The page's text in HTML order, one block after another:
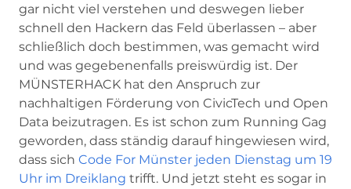
gar nicht viel verstehen und deswegen lieber
schnell den Hackern das Feld überlassen – aber
schließlich doch bestimmen, was gemacht wird
und was gegebenenfalls preiswürdig ist. Der
MÜNSTERHACK hat den Anspruch zur
nachhaltigen Förderung von CivicTech und Open
Data beizutragen. Es ist schon zum Running Gag
geworden, dass ständig darauf hingewiesen wird,
dass sich Code For Münster jeden Dienstag um 19
Uhr im Dreiklang trifft. Und jetzt steht es sogar in